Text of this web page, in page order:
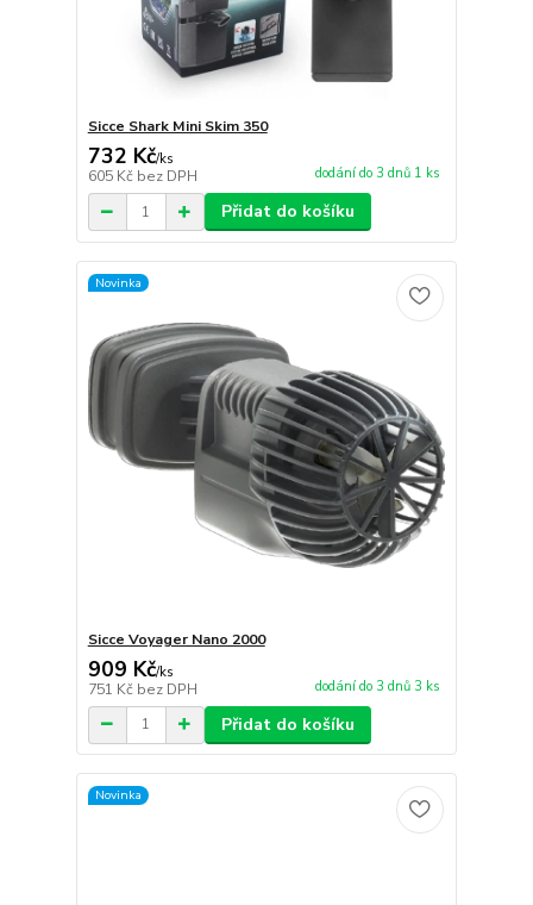
Sicce Shark Mini Skim 350
732 Kč/ks
605 Kč bez DPH dodání do 3 dnů 1 ks
Přidat do košíku
Novinka
Sicce Voyager Nano 2000
909 Kč/ks
751 Kč bez DPH dodání do 3 dnů 3 ks
Přidat do košíku
Novinka